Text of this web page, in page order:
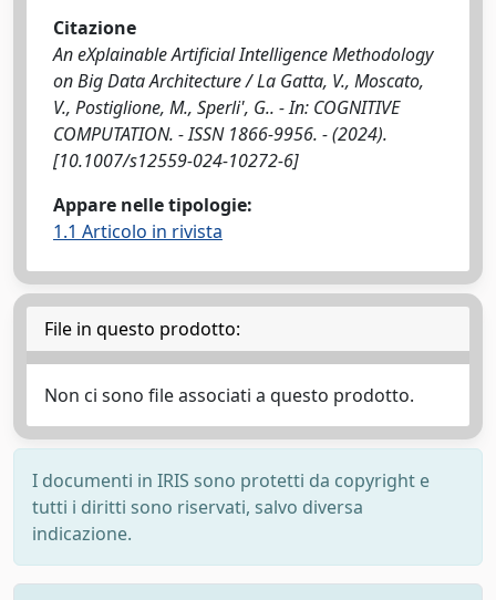
Citazione
An eXplainable Artificial Intelligence Methodology
on Big Data Architecture / La Gatta, V., Moscato,
V., Postiglione, M., Sperli', G.. - In: COGNITIVE
COMPUTATION. - ISSN 1866-9956. - (2024).
[10.1007/s12559-024-10272-6]
Appare nelle tipologie:
1.1 Articolo in rivista
File in questo prodotto:
Non ci sono file associati a questo prodotto.
I documenti in IRIS sono protetti da copyright e
tutti i diritti sono riservati, salvo diversa
indicazione.